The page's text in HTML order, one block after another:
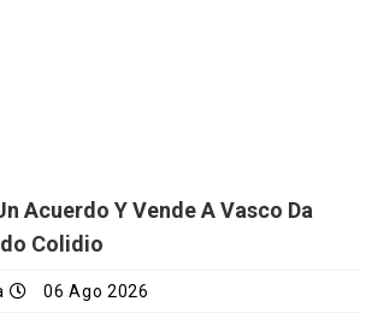
Acuerdo Y Vende A Vasco Da
Colidio
06 Ago 2026